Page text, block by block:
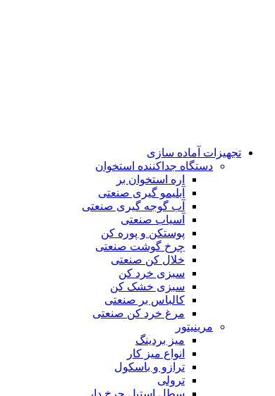
تجهیزات آماده سازی
دستگاه جداکننده استخوان
اره استخوان بر
آبلیمو گیری صنعتی
آب گوجه گیری صنعتی
آسیاب صنعتی
پوستکن و پوره کن
چرخ گوشت صنعتی
خلال کن صنعتی
سبزی خرد کن
سبزی خشک کن
کالباس بر صنعتی
مرغ خرد کن صنعتی
مرینیتور
میز بردینگ
انواع میز کار
ترازو و باسکول
ترولی
سطل استیل چرخ دار